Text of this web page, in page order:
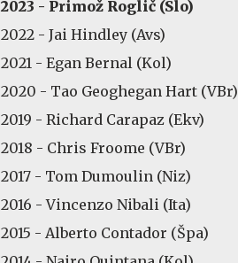
2023 - Primož Roglič (Slo)
2022 - Jai Hindley (Avs)
2021 - Egan Bernal (Kol)
2020 - Tao Geoghegan Hart (VBr)
2019 - Richard Carapaz (Ekv)
2018 - Chris Froome (VBr)
2017 - Tom Dumoulin (Niz)
2016 - Vincenzo Nibali (Ita)
2015 - Alberto Contador (Špa)